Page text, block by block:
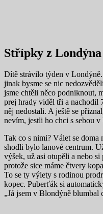
Střípky z
Dítě strávilo týden v
jinak bysme se nic
jsme chtěli něco podniknout,
prej hrady viděl tři a nachodil
něj nedostali. A ještě se
nevím, jestli ho chci s sebou v
Tak co s nimi? Válet se doma
shodli bylo lanové centrum.
výšek, už asi otupěli a nebo
protože sice máme čtvery
To se ty výlety s rodinou
kopec. Puberťák si
„Já jsem v Blondýně blumbal